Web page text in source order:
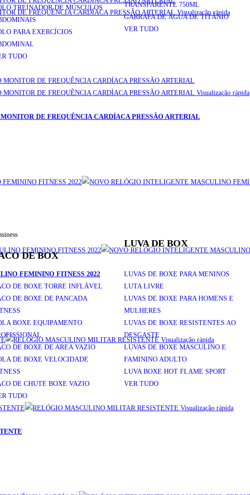
TREINADOR DE MÚSCULOS
PARA EXERCÍCIOS
TUDO
TRANSPARENTE 750ML
GARRAFA DE ÁGUA DE TITÂNIO
VER TUDO
DE BOX
DE BOXE TORRE INFLÁVEL
DE BOXE DE PANCADA
BOXE EQUIPAMENTO
DE BOXE DE AREA VAZIO
DE BOXE VELOCIDADE
DE CHUTE BOXE VAZIO
TUDO
LUVA DE BOX
LUVAS DE BOXE PARA MENINOS
LUTA LIVRE
LUVAS DE BOXE PARA HOMENS E
MULHERES
LUVAS DE BOXE RESISTENTES AO
DESGASTE
LUVAS DE BOXE MASCULINO E
FAMININO ADULTO
LUVA BOXE HOT FLAME SPORT
VER TUDO
Visualização rápida
Visualização rápida
DE FREQUÊNCIA CARDÍACA PRESSÃO ARTERIAL
FEMININO FITNESS 2022
Visualização rápida
Visualização rápida